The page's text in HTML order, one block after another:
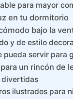
para mayor
en tu dormitorio
bajo la
y de estilo
pueda servir para
un rincón de
divertidas
ilustrados para